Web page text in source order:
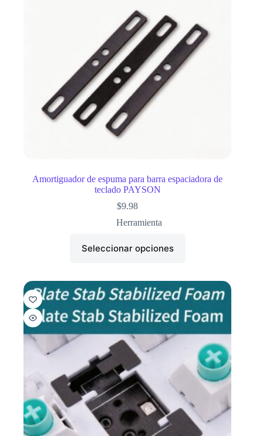
Amortiguador de espuma para barra espaciadora de
teclado PAYSON
$9.98
Herramienta
Seleccionar opciones